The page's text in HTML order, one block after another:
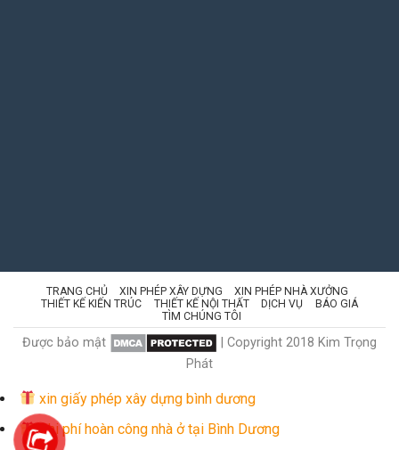
TRANG CHỦ XIN PHÉP XÂY DỰNG
XIN PHÉP NHÀ XƯỞNG
THIẾT KẾ KIẾN TRÚC
THIẾT KẾ NỘI THẤT DỊCH VỤ
BÁO GIÁ
TÌM CHÚNG TÔI
Được bảo mật
| Copyright 2018 Kim Trọng
Phát
xin giấy phép xây dựng bình dương
Chi phí hoàn công nhà ở tại Bình Dương